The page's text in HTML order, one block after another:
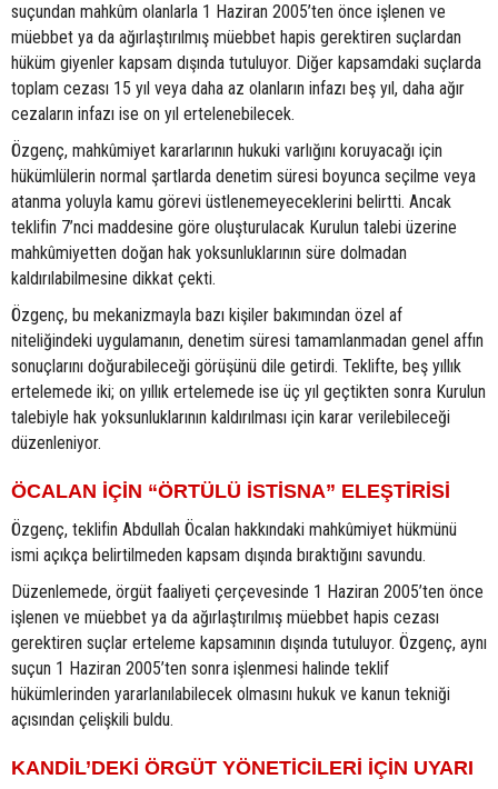
suçundan mahkûm olanlarla 1 Haziran 2005’ten önce işlenen ve
müebbet ya da ağırlaştırılmış müebbet hapis gerektiren suçlardan
hüküm giyenler kapsam dışında tutuluyor. Diğer kapsamdaki suçlarda
toplam cezası 15 yıl veya daha az olanların infazı beş yıl, daha ağır
cezaların infazı ise on yıl ertelenebilecek.
Özgenç, mahkûmiyet kararlarının hukuki varlığını koruyacağı için
hükümlülerin normal şartlarda denetim süresi boyunca seçilme veya
atanma yoluyla kamu görevi üstlenemeyeceklerini belirtti. Ancak
teklifin 7’nci maddesine göre oluşturulacak Kurulun talebi üzerine
mahkûmiyetten doğan hak yoksunluklarının süre dolmadan
kaldırılabilmesine dikkat çekti.
Özgenç, bu mekanizmayla bazı kişiler bakımından özel af
niteliğindeki uygulamanın, denetim süresi tamamlanmadan genel affın
sonuçlarını doğurabileceği görüşünü dile getirdi. Teklifte, beş yıllık
ertelemede iki; on yıllık ertelemede ise üç yıl geçtikten sonra Kurulun
talebiyle hak yoksunluklarının kaldırılması için karar verilebileceği
düzenleniyor.
ÖCALAN İÇİN “ÖRTÜLÜ İSTİSNA” ELEŞTİRİSİ
Özgenç, teklifin Abdullah Öcalan hakkındaki mahkûmiyet hükmünü
ismi açıkça belirtilmeden kapsam dışında bıraktığını savundu.
Düzenlemede, örgüt faaliyeti çerçevesinde 1 Haziran 2005’ten önce
işlenen ve müebbet ya da ağırlaştırılmış müebbet hapis cezası
gerektiren suçlar erteleme kapsamının dışında tutuluyor. Özgenç, aynı
suçun 1 Haziran 2005’ten sonra işlenmesi halinde teklif
hükümlerinden yararlanılabilecek olmasını hukuk ve kanun tekniği
açısından çelişkili buldu.
KANDİL’DEKİ ÖRGÜT YÖNETİCİLERİ İÇİN UYARI